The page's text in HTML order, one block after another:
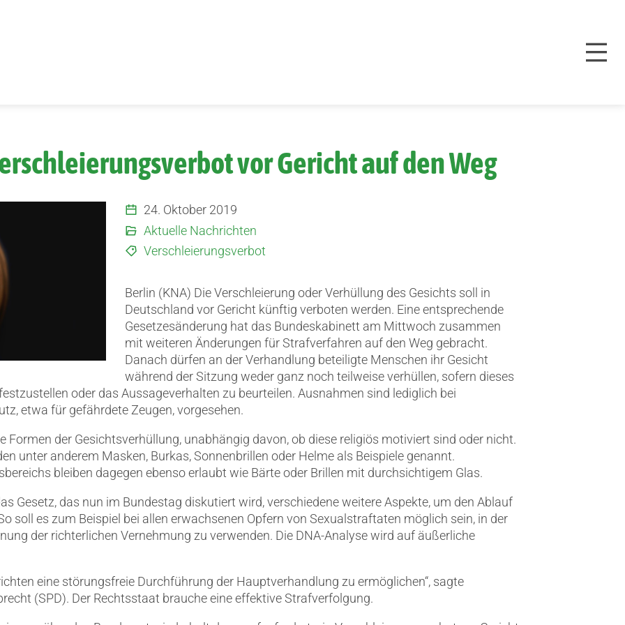
vor Gericht auf den Weg
24. Oktober 2019
Aktuelle Nachrichten
Verschleierungsverbot
Berlin (KNA) Die Verschleierung oder Verhüllung des Gesichts soll in
Deutschland vor Gericht künftig verboten werden. Eine entsprechende
Gesetzesänderung hat das Bundeskabinett am Mittwoch zusammen
mit weiteren Änderungen für Strafverfahren auf den Weg gebracht.
Danach dürfen an der Verhandlung beteiligte Menschen ihr Gesicht
während der Sitzung weder ganz noch teilweise verhüllen, sofern dieses
oder das Aussageverhalten zu beurteilen. Ausnahmen sind lediglich bei
etwa für gefährdete Zeugen, vorgesehen.
Formen der Gesichtsverhüllung, unabhängig davon, ob diese religiös motiviert sind oder nicht.
unter anderem Masken, Burkas, Sonnenbrillen oder Helme als Beispiele genannt.
bleiben dagegen ebenso erlaubt wie Bärte oder Brillen mit durchsichtigem Glas.
Gesetz, das nun im Bundestag diskutiert wird, verschiedene weitere Aspekte, um den Ablauf
soll es zum Beispiel bei allen erwachsenen Opfern von Sexualstraftaten möglich sein, in der
der richterlichen Vernehmung zu verwenden. Die DNA-Analyse wird auf äußerliche
eine störungsfreie Durchführung der Hauptverhandlung zu ermöglichen“, sagte
(SPD). Der Rechtsstaat brauche eine effektive Strafverfolgung.